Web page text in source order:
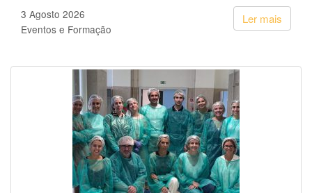
Ler mais
3 Agosto 2026
Eventos e Formação